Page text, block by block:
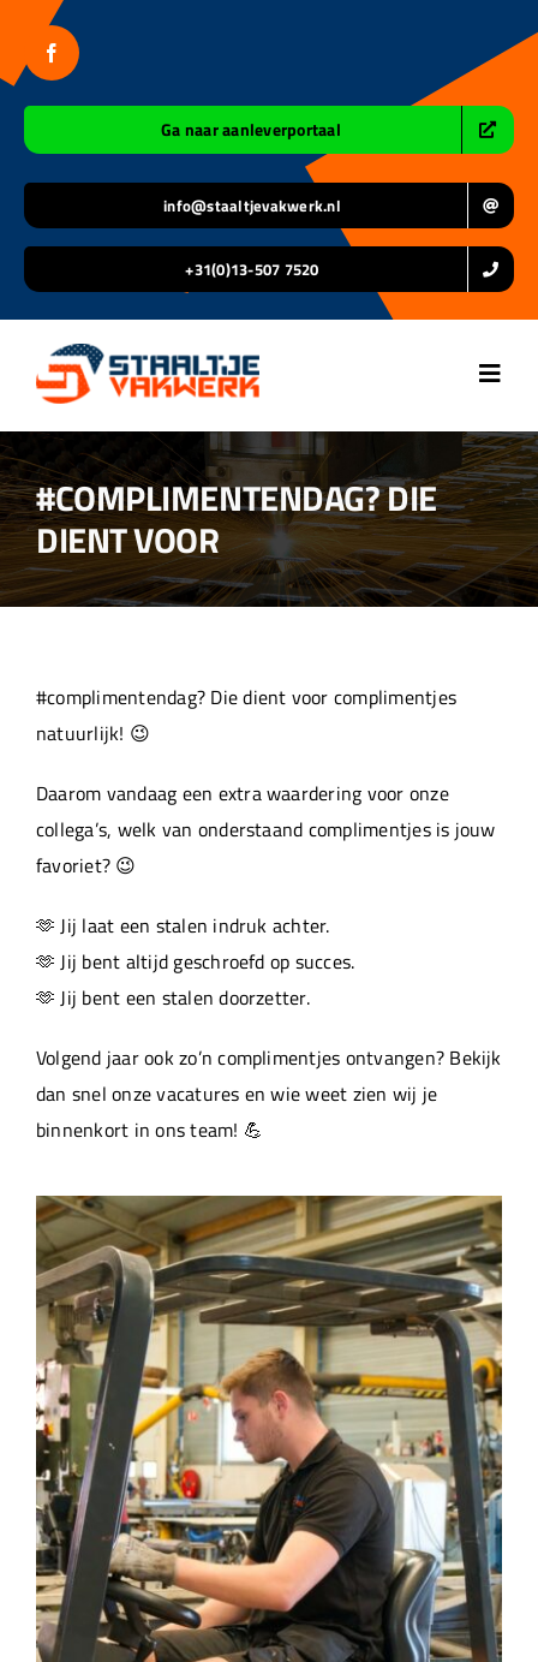
inhoud
Ga naar aanleverportaal
info@staaltjevakwerk.nl
+31(0)13-507 7520
Home
Over ons
Projecten
#COMPLIMENTENDAG? DIE
DIENT VOOR
#complimentendag? Die dient voor complimentjes
natuurlijk! 😉
Daarom vandaag een extra waardering voor onze
collega’s, welk van onderstaand complimentjes is jouw
favoriet? 😉
🫶 Jij laat een stalen indruk achter.
🫶 Jij bent altijd geschroefd op succes.
🫶 Jij bent een stalen doorzetter.
Volgend jaar ook zo’n complimentjes ontvangen? Bekijk
dan snel onze vacatures en wie weet zien wij je
binnenkort in ons team! 💪